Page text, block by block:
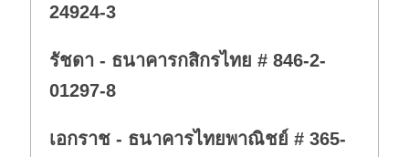
24924-3
รัชดา - ธนาคารกสิกรไทย # 846-2-
01297-8
เอกราช - ธนาคารไทยพาณิชย์ # 365-